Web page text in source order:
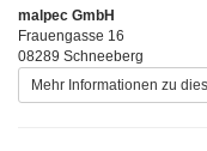
malpec GmbH
Frauengasse 16
08289 Schneeberg
Mehr Informationen zu